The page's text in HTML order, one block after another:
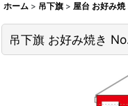
ホーム > 吊下旗 > 屋台 お好み焼
吊下旗 お好み焼き